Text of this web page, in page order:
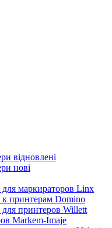
відновлені
нові
маркираторов Linx
к принтерам Domino
принтеров Willett
Markem-Imaje